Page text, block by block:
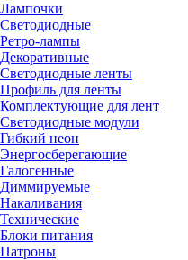
Лампочки
Светодиодные
Ретро-лампы
Декоративные
Светодиодные ленты
Профиль для ленты
Комплектующие для лент
Светодиодные модули
Гибкий неон
Энергосберегающие
Галогенные
Диммируемые
Накаливания
Технические
Блоки питания
Патроны